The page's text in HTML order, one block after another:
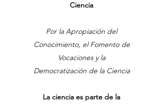
Ciencia
Por la Apropiación del
Conocimiento, el Fomento de
Vocaciones y la
Democratización de la Ciencia
La ciencia es parte de la